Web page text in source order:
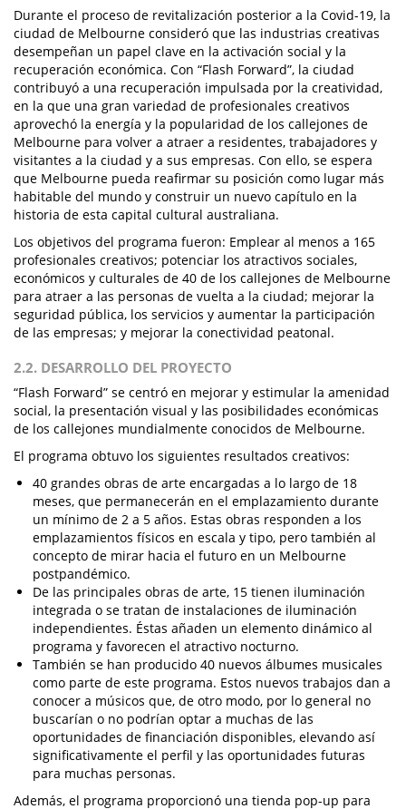
Durante el proceso de revitalización posterior a la Covid-19, la
ciudad de Melbourne consideró que las industrias creativas
desempeñan un papel clave en la activación social y la
recuperación económica. Con “Flash Forward”, la ciudad
contribuyó a una recuperación impulsada por la creatividad,
en la que una gran variedad de profesionales creativos
aprovechó la energía y la popularidad de los callejones de
Melbourne para volver a atraer a residentes, trabajadores y
visitantes a la ciudad y a sus empresas. Con ello, se espera
que Melbourne pueda reafirmar su posición como lugar más
habitable del mundo y construir un nuevo capítulo en la
historia de esta capital cultural australiana.
Los objetivos del programa fueron: Emplear al menos a 165
profesionales creativos; potenciar los atractivos sociales,
económicos y culturales de 40 de los callejones de Melbourne
para atraer a las personas de vuelta a la ciudad; mejorar la
seguridad pública, los servicios y aumentar la participación
de las empresas; y mejorar la conectividad peatonal.
2.2. DESARROLLO DEL PROYECTO
“Flash Forward” se centró en mejorar y estimular la amenidad
social, la presentación visual y las posibilidades económicas
de los callejones mundialmente conocidos de Melbourne.
El programa obtuvo los siguientes resultados creativos:
40 grandes obras de arte encargadas a lo largo de 18
meses, que permanecerán en el emplazamiento durante
un mínimo de 2 a 5 años. Estas obras responden a los
emplazamientos físicos en escala y tipo, pero también al
concepto de mirar hacia el futuro en un Melbourne
postpandémico.
De las principales obras de arte, 15 tienen iluminación
integrada o se tratan de instalaciones de iluminación
independientes. Éstas añaden un elemento dinámico al
programa y favorecen el atractivo nocturno.
También se han producido 40 nuevos álbumes musicales
como parte de este programa. Estos nuevos trabajos dan a
conocer a músicos que, de otro modo, por lo general no
buscarían o no podrían optar a muchas de las
oportunidades de financiación disponibles, elevando así
significativamente el perfil y las oportunidades futuras
para muchas personas.
Además, el programa proporcionó una tienda pop-up para